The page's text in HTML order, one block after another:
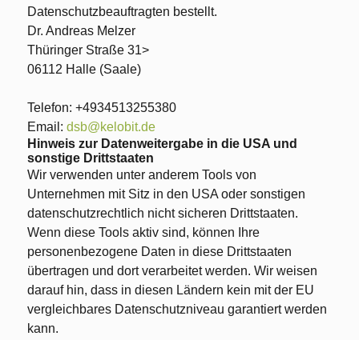
Datenschutzbeauftragten bestellt.
Dr. Andreas Melzer
Thüringer Straße 31>
06112 Halle (Saale)
Telefon: +4934513255380
Email: dsb@kelobit.de
Hinweis zur Datenweitergabe in die USA und
sonstige Drittstaaten
Wir verwenden unter anderem Tools von
Unternehmen mit Sitz in den USA oder sonstigen
datenschutzrechtlich nicht sicheren Drittstaaten.
Wenn diese Tools aktiv sind, können Ihre
personenbezogene Daten in diese Drittstaaten
übertragen und dort verarbeitet werden. Wir weisen
darauf hin, dass in diesen Ländern kein mit der EU
vergleichbares Datenschutzniveau garantiert werden
kann.